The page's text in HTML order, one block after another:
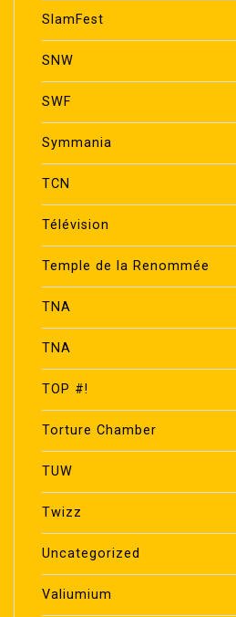
SlamFest
SNW
SWF
Symmania
TCN
Télévision
Temple de la Renommée
TNA
TNA
TOP #!
Torture Chamber
TUW
Twizz
Uncategorized
Valiumium